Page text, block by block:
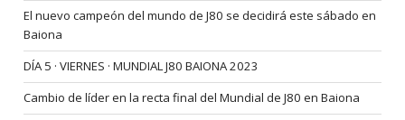
El nuevo campeón del mundo de J80 se decidirá este sábado en
Baiona
DÍA 5 · VIERNES · MUNDIAL J80 BAIONA 2023
Cambio de líder en la recta final del Mundial de J80 en Baiona